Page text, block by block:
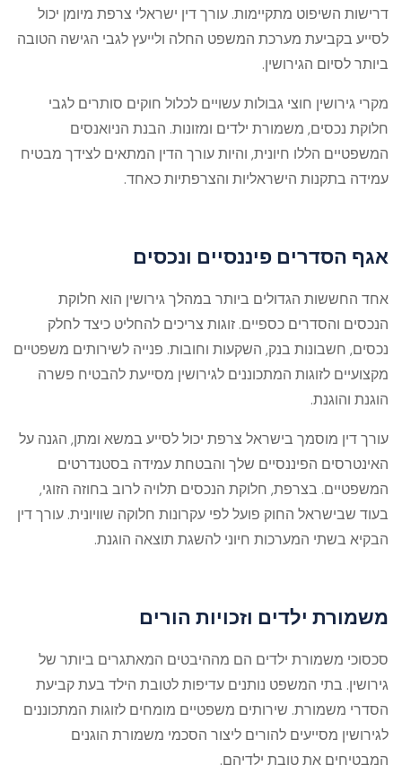
דרישות השיפוט מתקיימות. עורך דין ישראלי צרפת מיומן יכול
לסייע בקביעת מערכת המשפט החלה ולייעץ לגבי הגישה הטובה
ביותר לסיום הגירושין.
מקרי גירושין חוצי גבולות עשויים לכלול חוקים סותרים לגבי
חלוקת נכסים, משמורת ילדים ומזונות. הבנת הניואנסים
המשפטיים הללו חיונית, והיות עורך הדין המתאים לצידך מבטיח
עמידה בתקנות הישראליות והצרפתיות כאחד.
אגף הסדרים פיננסיים ונכסים
אחד החששות הגדולים ביותר במהלך גירושין הוא חלוקת
הנכסים והסדרים כספיים. זוגות צריכים להחליט כיצד לחלק
נכסים, חשבונות בנק, השקעות וחובות. פנייה לשירותים משפטיים
מקצועיים לזוגות המתכוננים לגירושין מסייעת להבטיח פשרה
הוגנת והוגנת.
עורך דין מוסמך בישראל צרפת יכול לסייע במשא ומתן, הגנה על
האינטרסים הפיננסיים שלך והבטחת עמידה בסטנדרטים
המשפטיים. בצרפת, חלוקת הנכסים תלויה לרוב בחוזה הזוגי,
בעוד שבישראל החוק פועל לפי עקרונות חלוקה שוויונית. עורך דין
הבקיא בשתי המערכות חיוני להשגת תוצאה הוגנת.
משמורת ילדים וזכויות הורים
סכסוכי משמורת ילדים הם מההיבטים המאתגרים ביותר של
גירושין. בתי המשפט נותנים עדיפות לטובת הילד בעת קביעת
הסדרי משמורת. שירותים משפטיים מומחים לזוגות המתכוננים
לגירושין מסייעים להורים ליצור הסכמי משמורת הוגנים
המבטיחים את טובת ילדיהם.